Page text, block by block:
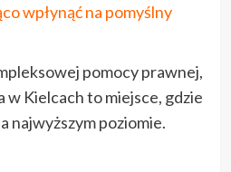
wpłynąć na pomyślny
pomocy prawnej,
w Kielcach to miejsce, gdzie
najwyższym poziomie.